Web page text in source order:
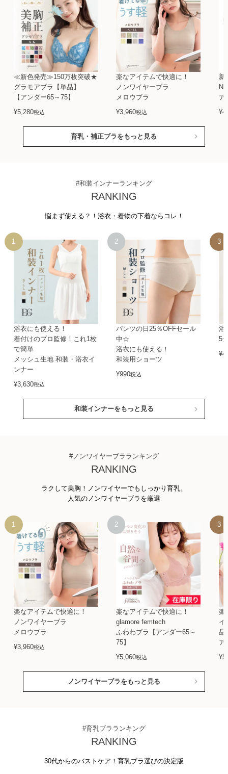
≪新色発売≫150万枚突破★
グラモアブラ【単品】
【アンダー65～75】
¥5,280税込
楽なアイテムで快適に！
ノンワイヤーブラ
メロウブラ
¥3,960税込
新
ア
¥
育乳・補正ブラをもっと見る
#和装インナーランキング
RANKING
悩まず使える？！浴衣・着物の下着ならコレ！
浴衣にも使える！
着付けのプロ監修！これ1枚
で簡単
メッシュ生地 和装・浴衣イ
ンナー
¥3,630税込
パンツの日25％OFFセール
中☆
浴衣にも使える！
和装用ショーツ
¥990税込
浴
5
¥
和装インナーをもっと見る
#ノンワイヤーブラランキング
RANKING
ラクして美胸！ノンワイヤーでもしっかり育乳。
人気のノンワイヤーブラを厳選
楽なアイテムで快適に！
ノンワイヤーブラ
メロウブラ
¥3,960税込
楽なアイテムで快適に！
glamore femtech
ふわわブラ【アンダー65～
75】
¥5,060税込
楽
イ
品
ア
¥
ノンワイヤーブラをもっと見る
#育乳ブラランキング
RANKING
30代からのバストケア！育乳ブラ選びの決定版